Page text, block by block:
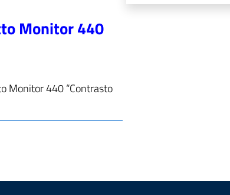
Monitor 440
Monitor 440 “Contrasto